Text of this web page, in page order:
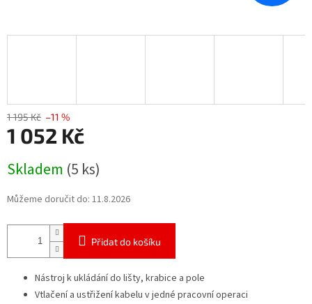
1 195 Kč –11 %
1 052 Kč
cena:
Skladem (5 ks)
Můžeme doručit do: 11.8.2026
Přidat do košíku
Nástroj k ukládání do lišty, krabice a pole
Vtlačení a ustřižení kabelu v jedné pracovní operaci